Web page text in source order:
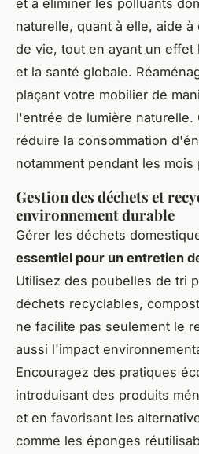
naturelle, quant à elle, aide
de vie, tout en ayant un effet
et la santé globale.
plaçant votre mobilier de
l'entrée de lumière naturelle.
réduire la consommation
notamment pendant les mois
Gestion des déchets et
environnement durable
Gérer les déchets
essentiel pour un entretien
Utilisez des poubelles de tri
déchets recyclables,
ne facilite pas seulement le
aussi l'impact
Encouragez des pratiques
introduisant des produits
et en favorisant les
comme les éponges